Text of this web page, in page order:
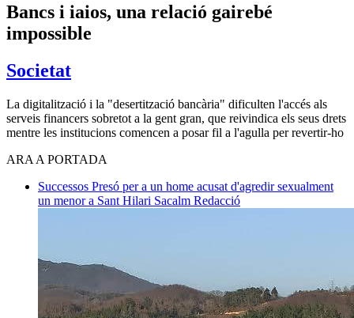
Bancs i iaios, una relació gairebé
impossible
Societat
La digitalització i la "desertització bancària" dificulten l'accés als
serveis financers sobretot a la gent gran, que reivindica els seus drets
mentre les institucions comencen a posar fil a l'agulla per revertir-ho
ARA A PORTADA
Successos Presó per a un home acusat d'agredir sexualment
un menor a Sant Hilari Sacalm Redacció